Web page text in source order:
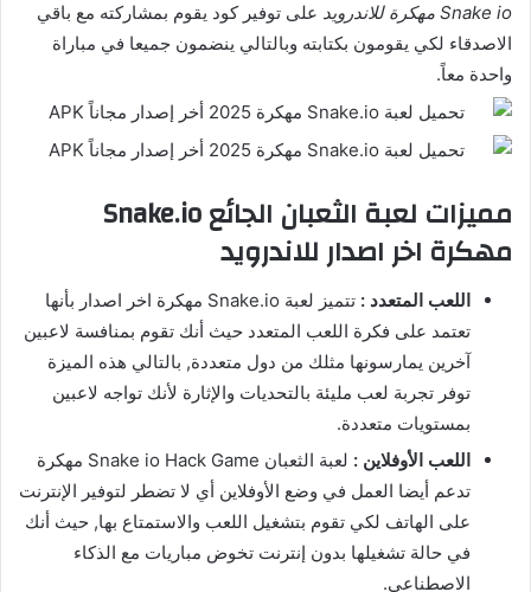
Snake io مهكرة للاندرويد
على توفير كود يقوم بمشاركته مع باقي
الاصدقاء لكي يقومون بكتابته وبالتالي ينضمون جميعا في مباراة
واحدة معاً.
مميزات لعبة الثعبان الجائع Snake.io
مهكرة اخر اصدار للاندرويد
اللعب المتعدد :
تتميز لعبة Snake.io مهكرة اخر اصدار بأنها
تعتمد على فكرة اللعب المتعدد حيث أنك تقوم بمنافسة لاعبين
آخرين يمارسونها مثلك من دول متعددة, بالتالي هذه الميزة
توفر تجربة لعب مليئة بالتحديات والإثارة لأنك تواجه لاعبين
بمستويات متعددة.
اللعب الأوفلاين :
لعبة الثعبان Snake io Hack Game مهكرة
تدعم أيضا العمل في وضع الأوفلاين أي لا تضطر لتوفير الإنترنت
على الهاتف لكي تقوم بتشغيل اللعب والاستمتاع بها, حيث أنك
في حالة تشغيلها بدون إنترنت تخوض مباريات مع الذكاء
الاصطناعي.